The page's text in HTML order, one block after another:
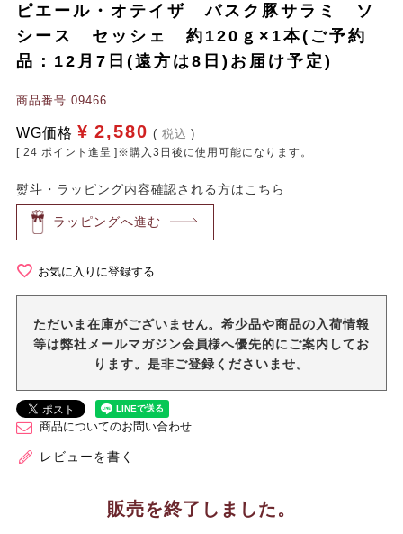
ピエール・オテイザ バスク豚サラミ ソ
シース セッシェ 約120ｇ×1本(ご予約
品：12月7日(遠方は8日)お届け予定)
商品番号 09466
WG価格 ¥ 2,580 税込
[ 24 ポイント進呈 ]※購入3日後に使用可能になります。
熨斗・ラッピング内容確認される方はこちら
ラッピングへ進む
お気に入りに登録する
ただいま在庫がございません。希少品や商品の入荷情報
等は弊社メールマガジン会員様へ優先的にご案内してお
ります。是非ご登録くださいませ。
商品についてのお問い合わせ
レビューを書く
販売を終了しました。